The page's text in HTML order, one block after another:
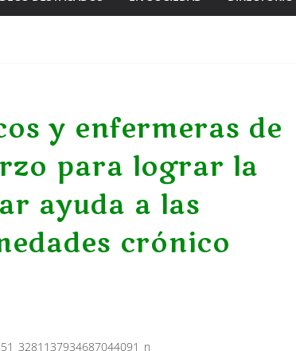
y enfermeras de
para lograr la
ayuda a las
crónico